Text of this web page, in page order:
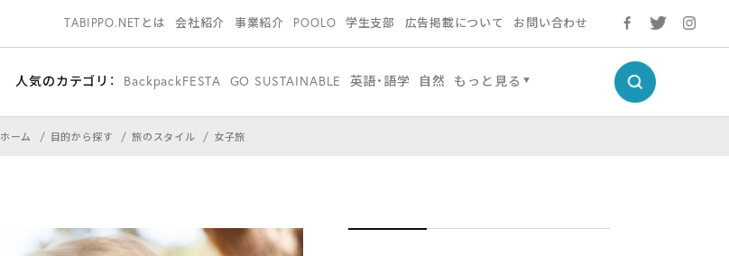
TABIPPO.NETとは 会社紹介 事業紹介 POOLO 学生支部 広告掲載について お問い合わせ
人気のカテゴリ： BackpackFESTA GO SUSTAINABLE 英語・語学 自然 もっと見る
ホーム 目的から探す 旅のスタイル 女子旅